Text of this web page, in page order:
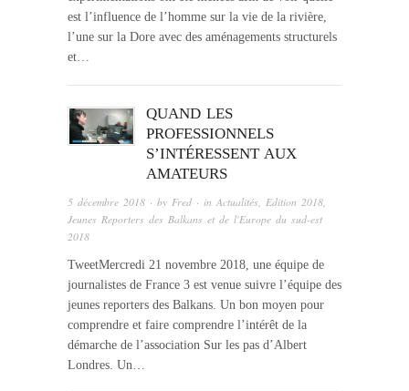
est l’influence de l’homme sur la vie de la rivière,
l’une sur la Dore avec des aménagements structurels
et…
QUAND LES
PROFESSIONNELS
S’INTÉRESSENT AUX
AMATEURS
5 décembre 2018 · by Fred · in Actualités Edition 2018
Jeunes Reporters des Balkans et de l'Europe du sud-est
2018
TweetMercredi 21 novembre 2018, une équipe de
journalistes de France 3 est venue suivre l’équipe des
jeunes reporters des Balkans. Un bon moyen pour
comprendre et faire comprendre l’intérêt de la
démarche de l’association Sur les pas d’Albert
Londres. Un…